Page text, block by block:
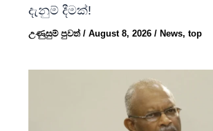
දැනුම් දීමක්!
උණුසුම් පුවත්/August 8, 2026/ News,top